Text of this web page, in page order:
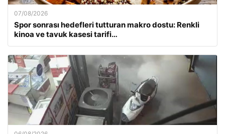
07/08/2026
Spor sonrası hedefleri tutturan makro dostu: Renkli
kinoa ve tavuk kasesi tarifi…